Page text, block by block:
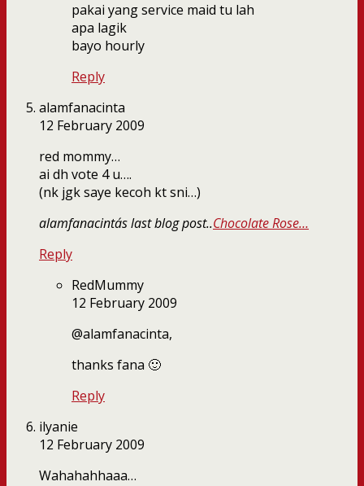
pakai yang service maid tu lah
apa lagik
bayo hourly
Reply
alamfanacinta
12 February 2009
red mommy…
ai dh vote 4 u….
(nk jgk saye kecoh kt sni…)
alamfanacinta´s last blog post..Chocolate Rose…
Reply
RedMummy
12 February 2009
@alamfanacinta,
thanks fana 🙂
Reply
ilyanie
12 February 2009
Wahahahhaaa…